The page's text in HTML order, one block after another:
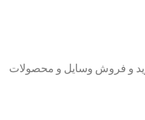
و فروش وسایل و محصولات